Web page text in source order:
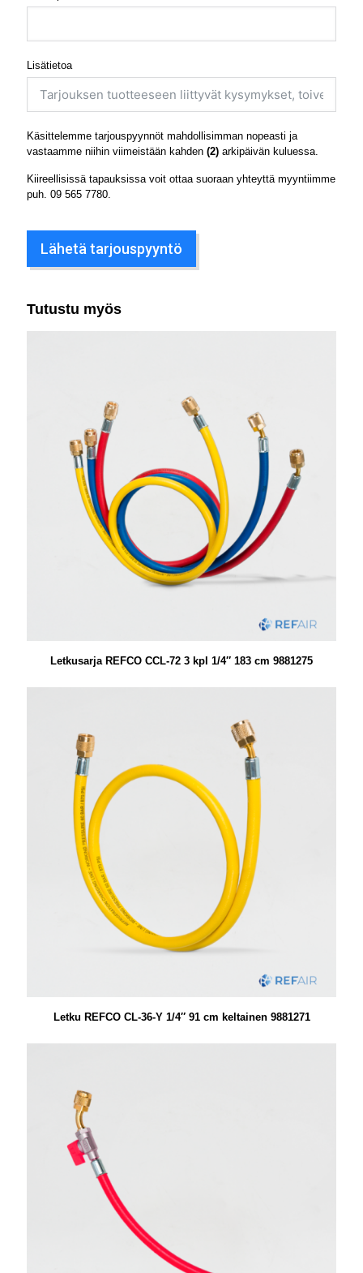
Lisätietoa
Käsittelemme tarjouspyynnöt mahdollisimman nopeasti ja
vastaamme niihin viimeistään kahden (2) arkipäivän kuluessa.
Kiireellisissä tapauksissa voit ottaa suoraan yhteyttä myyntiimme
puh. 09 565 7780
Lähetä tarjouspyyntö
Tutustu myös
Letkusarja REFCO CCL-72 3 kpl 1/4″ 183 cm 9881275
Letku REFCO CL-36-Y 1/4″ 91 cm keltainen 9881271